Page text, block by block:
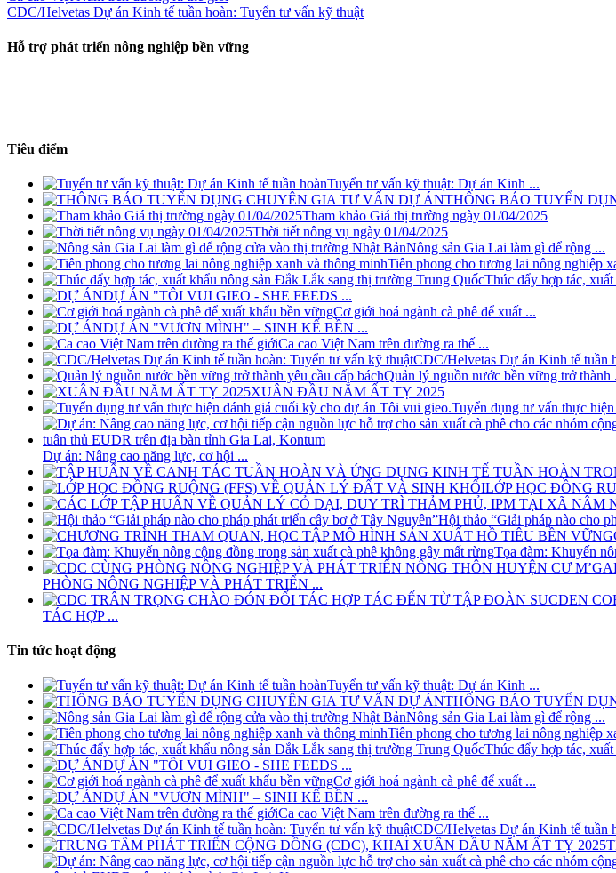
CDC/Helvetas Dự án Kinh tế tuần hoàn: Tuyển tư vấn kỹ thuật
Hỗ trợ phát triển nông nghiệp bền vững
Tiêu điểm
Tuyển tư vấn kỹ thuật: Dự án Kinh ...
THÔNG BÁO TUYỂN
Tham khảo Giá thị trường ngày 01/04/2025
Thời tiết nông vụ ngày 01/04/2025
Nông sản Gia Lai làm gì để rộng ...
Tiên phong cho tương lai nông nghiệp
Thúc đẩy hợp tác,
DỰ ÁN "TÔI VUI GIEO - SHE FEEDS ...
Cơ giới hoá ngành cà phê để xuất ...
DỰ ÁN "VƯƠN MÌNH" – SINH KẾ BỀN ...
Ca cao Việt Nam trên đường ra thế ...
CDC/Helvetas Dự án Kinh tế tuần
Quản lý nguồn nước bền vững trở thành
XUÂN ĐẦU NĂM ẤT TỴ 2025
Tuyển dụng tư vấn thực
Dự án: Nâng cao năng lực, cơ hội ...
LỚP HỌC ĐỒNG
Hội thảo “Giải pháp nào cho
Tọa đàm: Khuyến
PHÒNG NÔNG NGHIỆP VÀ PHÁT TRIỂN ...
TÁC HỢP ...
Tin tức hoạt động
Tuyển tư vấn kỹ thuật: Dự án Kinh ...
THÔNG BÁO TUYỂN
Nông sản Gia Lai làm gì để rộng ...
Tiên phong cho tương lai nông nghiệp
Thúc đẩy hợp tác,
DỰ ÁN "TÔI VUI GIEO - SHE FEEDS ...
Cơ giới hoá ngành cà phê để xuất ...
DỰ ÁN "VƯƠN MÌNH" – SINH KẾ BỀN ...
Ca cao Việt Nam trên đường ra thế ...
CDC/Helvetas Dự án Kinh tế tuần